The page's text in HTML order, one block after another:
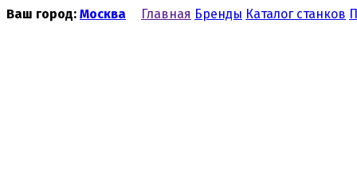
Ваш город: Москва Главная Бренды Каталог станков